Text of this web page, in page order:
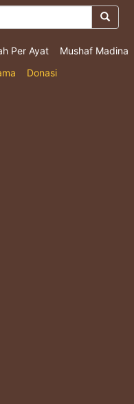
Per Ayat
Mushaf Madina
Donasi